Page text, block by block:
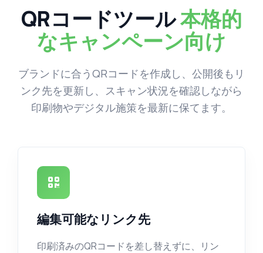
QRコードツール本格的
なキャンペーン向け
ブランドに合うQRコードを作成し、公開後もリ
ンク先を更新し、スキャン状況を確認しながら
印刷物やデジタル施策を最新に保てます。
編集可能なリンク先
印刷済みのQRコードを差し替えずに、リン